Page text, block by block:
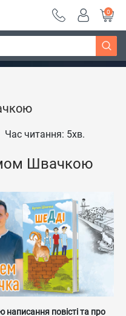
~
Дізнатись більше
0
Час читання: 5хв.
Швачкою
написання повісті та про